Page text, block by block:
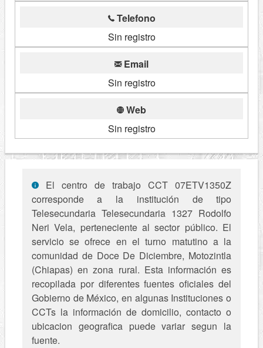
Telefono
Sin registro
Email
Sin registro
Web
Sin registro
El centro de trabajo CCT 07ETV1350Z
corresponde a la institución de tipo
Telesecundaria Telesecundaria 1327 Rodolfo
Neri Vela, perteneciente al sector público. El
servicio se ofrece en el turno matutino a la
comunidad de Doce De Diciembre, Motozintla
(Chiapas) en zona rural. Esta información es
recopilada por diferentes fuentes oficiales del
Gobierno de México, en algunas Instituciones o
CCTs la información de domicilio, contacto o
ubicacion geografica puede variar segun la
fuente.